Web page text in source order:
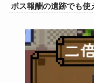
ボス報酬の遺跡でも使